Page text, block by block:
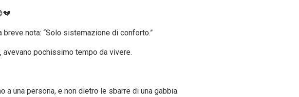
nota: “Solo sistemazione di conforto.”
pochissimo tempo da vivere.
una persona, e non dietro le sbarre di una gabbia.